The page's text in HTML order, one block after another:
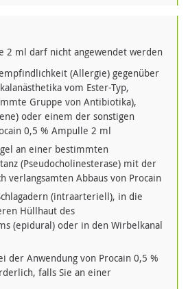
2 ml darf nicht angewendet werden
(Allergie) gegenüber
vom Ester-Typ,
Gruppe von Antibiotika),
oder einem der sonstigen
0,5 % Ampulle 2 ml
an einer bestimmten
(Pseudocholinesterase) mit der
verlangsamten Abbaus von Procain
(intraarteriell), in die
Hüllhaut des
(epidural) oder in den Wirbelkanal
der Anwendung von Procain 0,5 %
falls Sie an einer